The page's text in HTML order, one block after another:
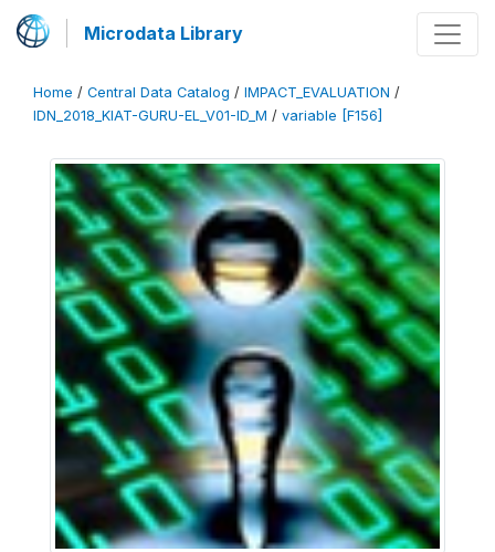
Microdata Library
Home / Central Data Catalog / IMPACT_EVALUATION /
IDN_2018_KIAT-GURU-EL_V01-ID_M / variable [F156]